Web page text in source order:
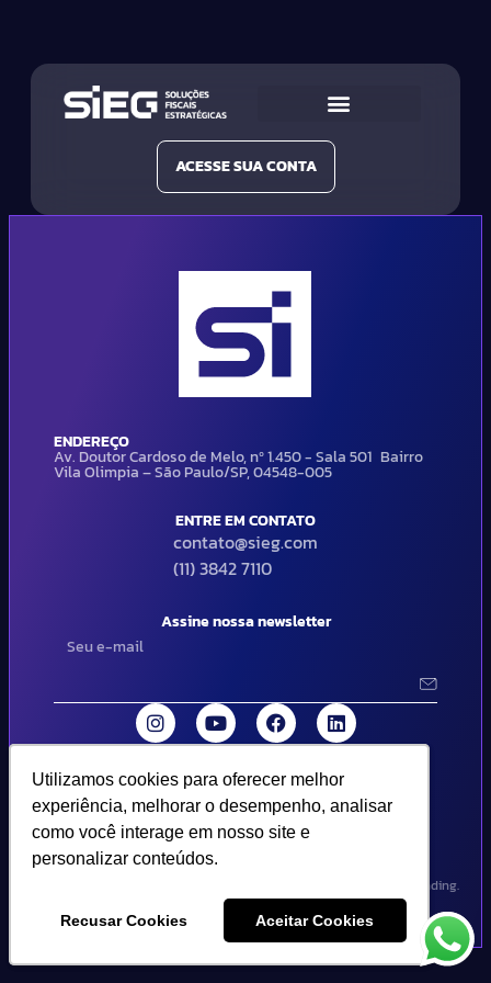
Utilizamos cookies para oferecer melhor
experiência, melhorar o desempenho, analisar
como você interage em nosso site e
personalizar conteúdos.
Recusar Cookies Aceitar Cookies
Utilizamos cookies para oferecer melhor
experiência, melhorar o desempenho, analisar
como você interage em nosso site e
personalizar conteúdos.
Recusar Cookies Aceitar Cookies
ACESSE SUA CONTA
ENDEREÇO
Av. Doutor Cardoso de Melo, nº 1.450 - Sala 501 Bairro
Vila Olimpia – São Paulo/SP, 04548-005
ENTRE EM CONTATO
contato@sieg.com
(11) 3842 7110
Assine nossa newsletter
© 2024 SIEG Soluções Fiscais Estratégicas. Todos os direitos
reservados | Termos de uso e política de privacidade..
Design por Empória Branding.